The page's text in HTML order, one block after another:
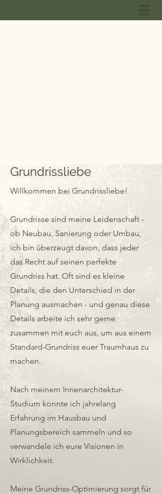
Grundrissliebe
Willkommen bei Grundrissliebe!
Grundrisse sind meine Leidenschaft -
ob Neubau, Sanierung oder Umbau,
ich bin überzeugt davon, dass jeder
das Recht auf seinen perfekte
Grundriss hat. Oft sind es kleine
Details, die den Unterschied in der
Planung ausmachen - und genau diese
Details arbeite ich sehr gerne
zusammen mit euch aus, um aus einem
Standard-Grundriss euer Traumhaus zu
machen.
Nach meinem Innenarchitektur-
Studium konnte ich jahrelang
Erfahrung im Hausbau und
Planungsbereich sammeln und so
verwandele ich eure Visionen in
Wirklichkeit.
Meine Grundriss-Optimierung sorgt für